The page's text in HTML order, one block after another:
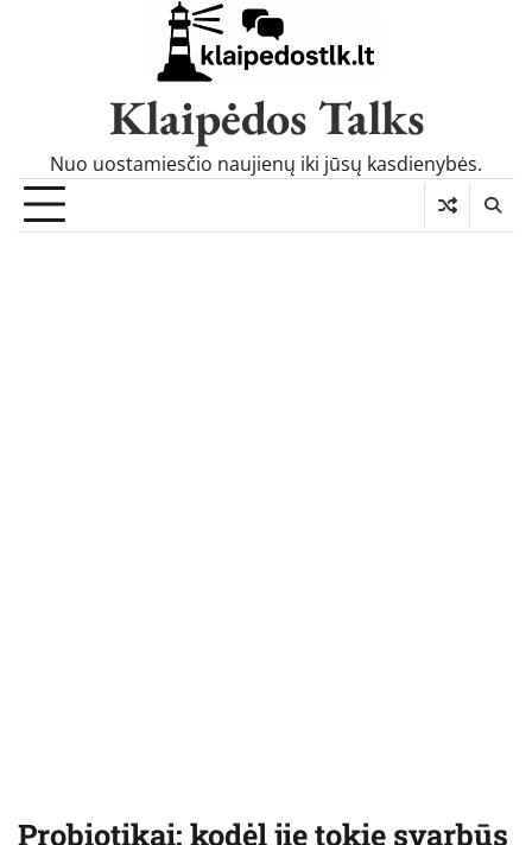
Klaipėdos Talks
Nuo uostamiesčio naujienų iki jūsų kasdienybės.
Probiotikai: kodėl jie tokie svarbūs